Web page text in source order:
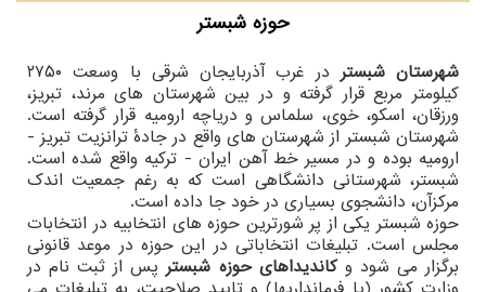
حوزه شبستر
شهرستان شبستر
در غرب آذربایجان شرقی با وسعت ۲۷۵۰
کیلومتر مربع قرار گرفته و در بین شهرستان های مرند، تبریز،
ورزقان، اسکو، خوی، سلماس و دریاچه ارومیه قرار گرفته است.
شهرستان شبستر از شهرستان های واقع در جادهٔ ترانزیت تبریز -
ارومیه بوده و در مسیر خط آهن ایران - ترکیه واقع شده است.
شبستر، شهرستانی دانشگاهی است که به رغم جمعیت اندک
مرکزآن، دانشجوی بسیاری در خود جا داده است.
حوزه شبستر یکی از پر شورترین حوزه های انتخابیه در انتخابات
مجلس است. تبلیغات انتخاباتی در این حوزه در موعد قانونی
برگزار می شود وکاندیداهای حوزه شبسترپس از ثبت نام در